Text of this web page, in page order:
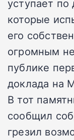
уступает
которые
его
огромным
публике
доклада на
В тот
сообщил
грезил